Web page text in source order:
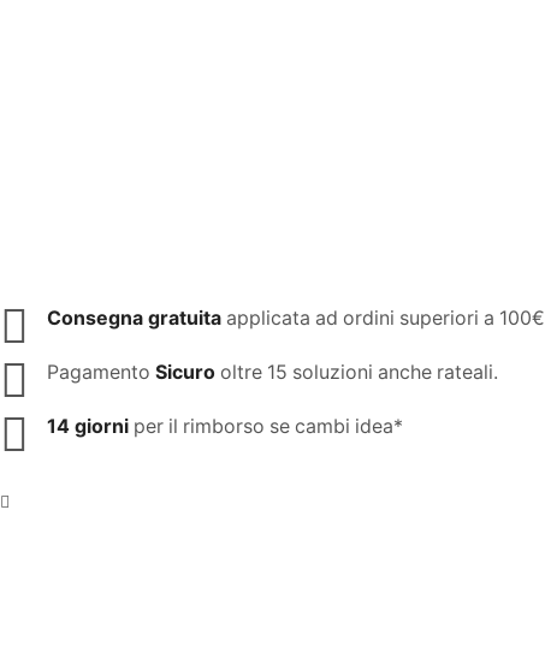
Consegna gratuita applicata ad ordini superiori a 100€
Pagamento Sicuro oltre 15 soluzioni anche rateali.
14 giorni per il rimborso se cambi idea*